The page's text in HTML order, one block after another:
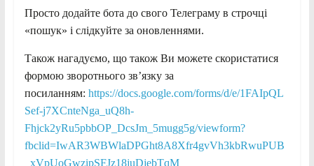
Просто додайте бота до свого Телеграму в строчці
«пошук» і слідкуйте за оновленнями.
Також нагадуємо, що також Ви можете скористатися
формою зворотнього зв’язку за
посиланням: https://docs.google.com/forms/d/e/1FAIpQL
Sef-j7XCnteNga_uQ8h-
Fhjck2yRu5pbbOP_DcsJm_5mugg5g/viewform?
fbclid=IwAR3WBWlaDPGht8A8Xfr4gvVh3kbRwuPUB
_xVpUoGwzipSFJz18juDjebTqM